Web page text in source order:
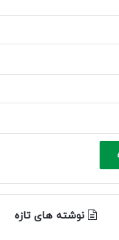
نوشته های تازه